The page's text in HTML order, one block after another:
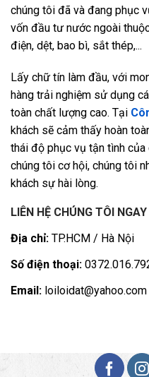
chúng tôi đã và đang phục
vốn đầu tư nước ngoài
điện, dệt, bao bì, sắt thép,...
Lấy chữ tín làm đầu, với
hàng trải nghiệm sử dụng
toàn chất lượng cao. Tại
khách sẽ cảm thấy hoàn
thái độ phục vụ tận tình của
chúng tôi cơ hội, chúng tôi
khách sự hài lòng.
LIÊN HỆ CHÚNG TÔI NGAY
Địa chỉ: TP.HCM / Hà Nội
Số điện thoại:
Email: loiloidat@yahoo.com